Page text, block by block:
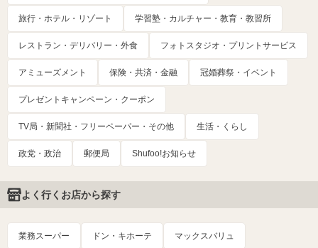
旅行・ホテル・リゾート 学習塾・カルチャー・教育・教習所
レストラン・デリバリー・外食 フォトスタジオ・プリントサービス
アミューズメント 保険・共済・金融 冠婚葬祭・イベント
プレゼントキャンペーン・クーポン
TV局・新聞社・フリーペーパー・その他 生活・くらし
政党・政治 郵便局 Shufoo!お知らせ
よく行くお店から探す
業務スーパー ドン・キホーテ マックスバリュ